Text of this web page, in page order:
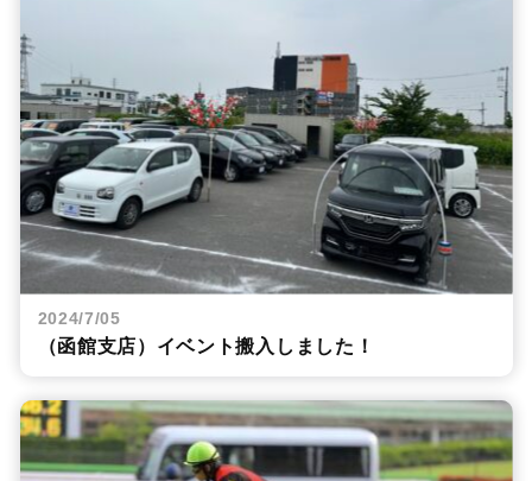
2024/7/05
（函館支店）イベント搬入しました！